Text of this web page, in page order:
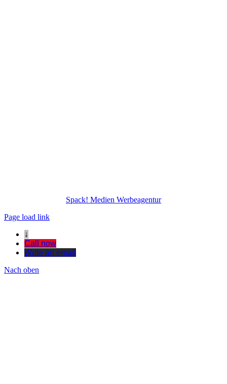
Spack! Medien Werbeagentur
Page load link
↓
Call now
Write an email
Nach oben